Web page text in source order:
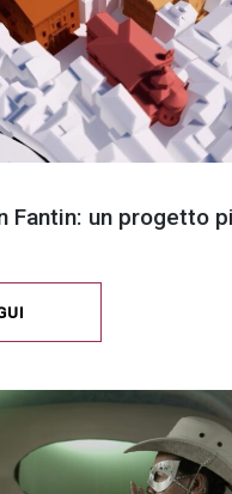
Fantin: un progetto